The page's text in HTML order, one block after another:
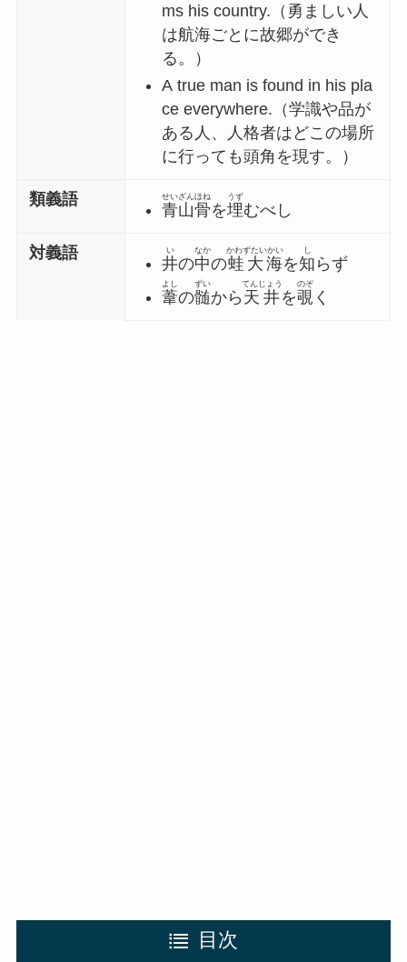
ms his country.（勇ましい人
は航海ごとに故郷ができ
る。）
A true man is found in his pla
ce everywhere.（学識や品が
ある人、人格者はどこの場所
に行っても頭角を現す。）
類義語
青山骨
せいざんほね
を埋
うず
むべし
対義語
井
い
の中
なか
の蛙大海
かわずたいかい
を知
し
らず
葦
よし
の髄
ずい
から 天井
てんじょう
を覗
のぞ
く
目次